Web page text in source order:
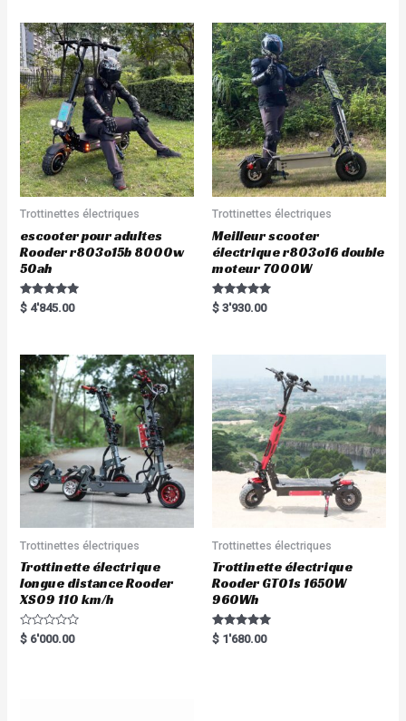
Trottinettes électriques
escooter pour adultes
Rooder r803o15b 8000w
50ah
Rated
5.00
$ 4'845.00
Trottinettes électriques
Meilleur scooter
électrique r803o16 double
moteur 7000W
Rated
5.00
$ 3'930.00
Trottinettes électriques
Trottinette électrique
longue distance Rooder
XS09 110 km/h
R
a
$ 6'000.00
Trottinettes électriques
Trottinette électrique
Rooder GT01s 1650W
960Wh
Rated
5.00
$ 1'680.00